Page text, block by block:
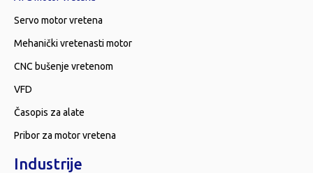
Servo motor vretena
Mehanički vretenasti motor
CNC bušenje vretenom
VFD
Časopis za alate
Pribor za motor vretena
Industrije